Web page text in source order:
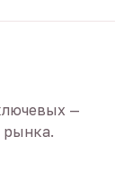
—
рынка.